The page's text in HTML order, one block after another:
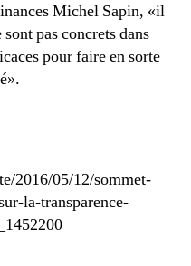
Michel Sapin, «il
pas concrets dans
pour faire en sorte
2016/05/12/sommet-
la-transparence-